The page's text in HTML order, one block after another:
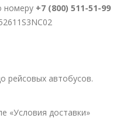
номеру +7 (800) 511-51-99
рейсовых автобусов.
«Условия доставки»